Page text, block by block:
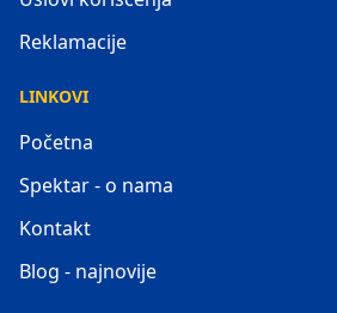
Reklamacije
LINKOVI
Početna
Spektar - o nama
Kontakt
Blog - najnovije